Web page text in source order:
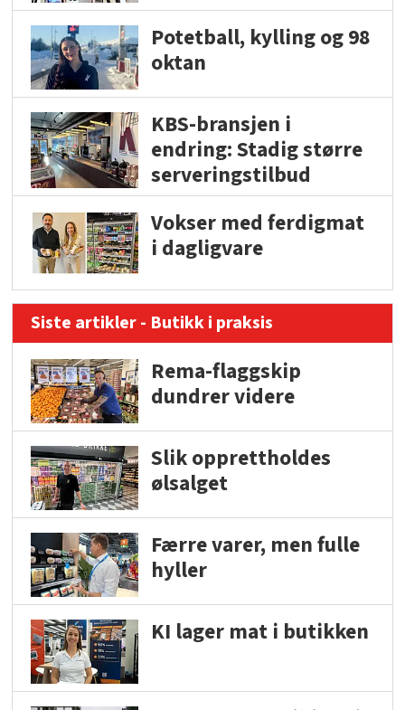
Potetball, kylling og 98
oktan
KBS-bransjen i
endring: Stadig større
serveringstilbud
Vokser med ferdigmat
i dagligvare
Siste artikler - Butikk i praksis
Rema-flaggskip
dundrer videre
Slik opprettholdes
ølsalget
Færre varer, men fulle
hyller
KI lager mat i butikken